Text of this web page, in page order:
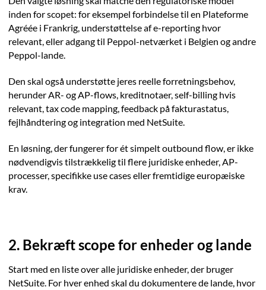
inden for scopet: for eksempel forbindelse til en Plateforme
Agréée i Frankrig, understøttelse af e-reporting hvor
relevant, eller adgang til Peppol-netværket i Belgien og andre
Peppol-lande.
Den skal også understøtte jeres reelle forretningsbehov,
herunder AR- og AP-flows, kreditnotaer, self-billing hvis
relevant, tax code mapping, feedback på fakturastatus,
fejlhåndtering og integration med NetSuite.
En løsning, der fungerer for ét simpelt outbound flow, er ikke
nødvendigvis tilstrækkelig til flere juridiske enheder, AP-
processer, specifikke use cases eller fremtidige europæiske
krav.
2. Bekræft scope for enheder og lande
Start med en liste over alle juridiske enheder, der bruger
NetSuite. For hver enhed skal du dokumentere de lande, hvor